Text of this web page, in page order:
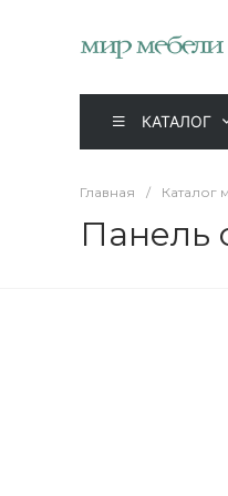
КАТАЛОГ
Главная / Каталог
Панель